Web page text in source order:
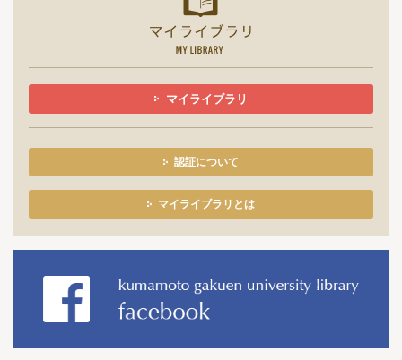
マイライブラリ
認証について
マイライブラリとは